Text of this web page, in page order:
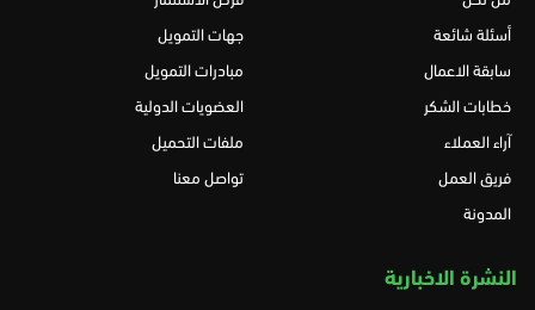
أسئلة شائعة
سابقة الاعمال
خطابات الشكر
آراء العملاء
فريق العمل
المدونة
جهات التمويل
مبادرات التمويل
العضويات الدولية
ملفات التحميل
تواصل معنا
النشرة الاخبارية